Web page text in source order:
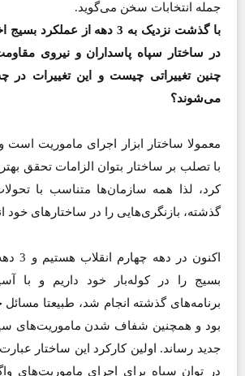
جمله انتخابات سخن می‌گوید.
با گذشت نزدیک به 3 دهه از
در ساختار سپاه پاسداران و نیروی
چنین تغییراتی چیست و این تغییرات در
می‌شوند؟
معمولا ساختار ابزار اجرای ماموریت
با تصلب بر ساختار بتوان الزامات تحقق
کرد، لذا همه سازمان‌ها متناسب با
گذشته، بازنگری‌هایی را در ساختارهای خود
اکنون در
بسیج را در کوله‌بار خود داریم و با
برنامه‌های گذشته انجام شد، طبیعتا
بود و همچنین شفاف شدن ماموریت‌های
جدید رساند. اولین کارکرد این ساختار
در توان سپاه برای اجرای ماموریت‌های